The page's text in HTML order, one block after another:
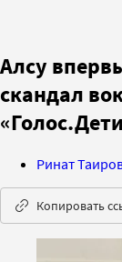
Алсу
скандал
Ринат
Копировать